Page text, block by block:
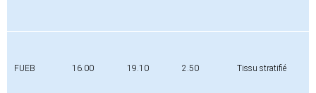
FUEB 16.00 19.10 2.50 Tissu stratifié